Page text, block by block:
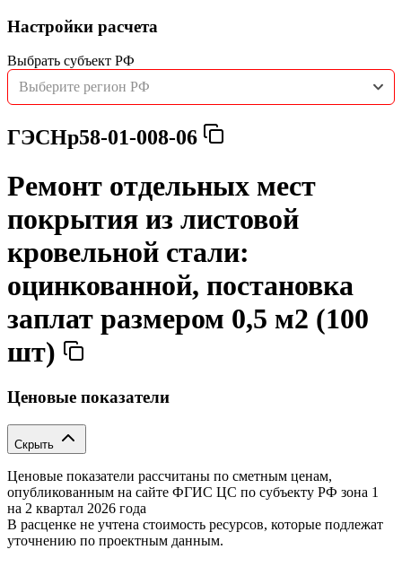
Настройки расчета
Выбрать субъект РФ
Выберите регион РФ
ГЭСНр58-01-008-06
Ремонт отдельных мест
покрытия из листовой
кровельной стали:
оцинкованной, постановка
заплат размером 0,5 м2 (100
шт)
Ценовые показатели
Скрыть
Ценовые показатели рассчитаны по сметным ценам,
опубликованным на сайте ФГИС ЦС по субъекту РФ зона 1
на 2 квартал 2026 года
В расценке не учтена стоимость ресурсов, которые подлежат
уточнению по проектным данным.